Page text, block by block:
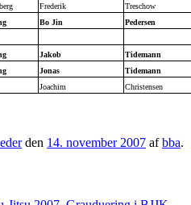
Frederik
Treschow
Bo Jin Pedersen
Jakob
Tidemann
Jonas
Tidemann
Joachim Christensen
den 14. november 2007 afbba.